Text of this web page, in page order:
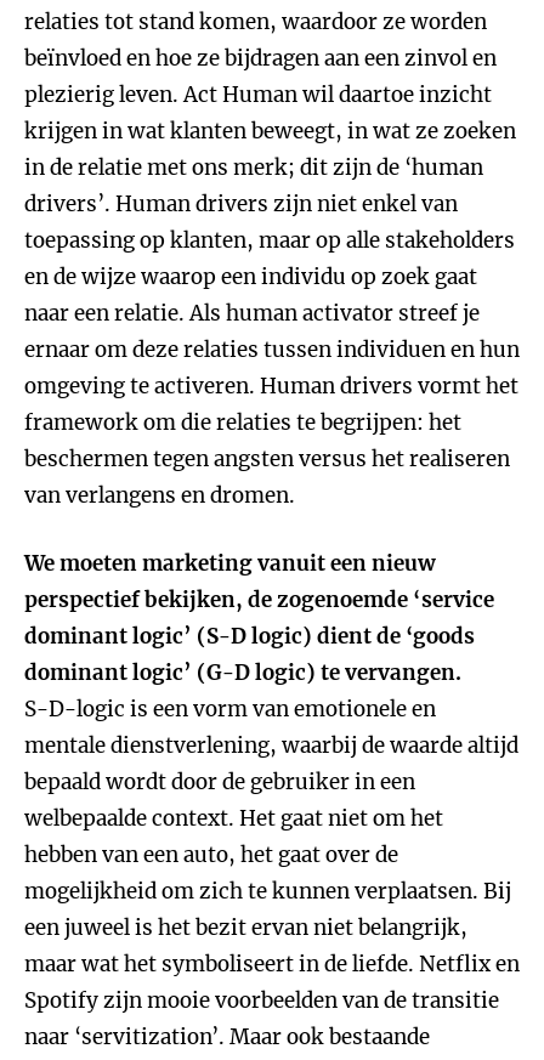
relaties tot stand komen, waardoor ze worden
beïnvloed en hoe ze bijdragen aan een zinvol en
plezierig leven. Act Human wil daartoe inzicht
krijgen in wat klanten beweegt, in wat ze zoeken
in de relatie met ons merk; dit zijn de ‘human
drivers’. Human drivers zijn niet enkel van
toepassing op klanten, maar op alle stakeholders
en de wijze waarop een individu op zoek gaat
naar een relatie. Als human activator streef je
ernaar om deze relaties tussen individuen en hun
omgeving te activeren. Human drivers vormt het
framework om die relaties te begrijpen: het
beschermen tegen angsten versus het realiseren
van verlangens en dromen.
We moeten marketing vanuit een nieuw
perspectief bekijken, de zogenoemde ‘service
dominant logic’ (S-D logic) dient de ‘goods
dominant logic’ (G-D logic) te vervangen.
S-D-logic is een vorm van emotionele en
mentale dienstverlening, waarbij de waarde altijd
bepaald wordt door de gebruiker in een
welbepaalde context. Het gaat niet om het
hebben van een auto, het gaat over de
mogelijkheid om zich te kunnen verplaatsen. Bij
een juweel is het bezit ervan niet belangrijk,
maar wat het symboliseert in de liefde. Netflix en
Spotify zijn mooie voorbeelden van de transitie
naar ‘servitization’. Maar ook bestaande